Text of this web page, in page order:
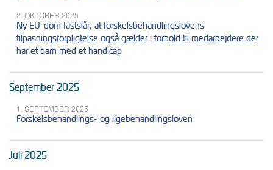
2. OKTOBER 2025
Ny EU-dom fastslår, at forskelsbehandlingslovens
tilpasningsforpligtelse også gælder i forhold til medarbejdere der
har et barn med et handicap
September 2025
1. SEPTEMBER 2025
Forskelsbehandlings- og ligebehandlingsloven
Juli 2025